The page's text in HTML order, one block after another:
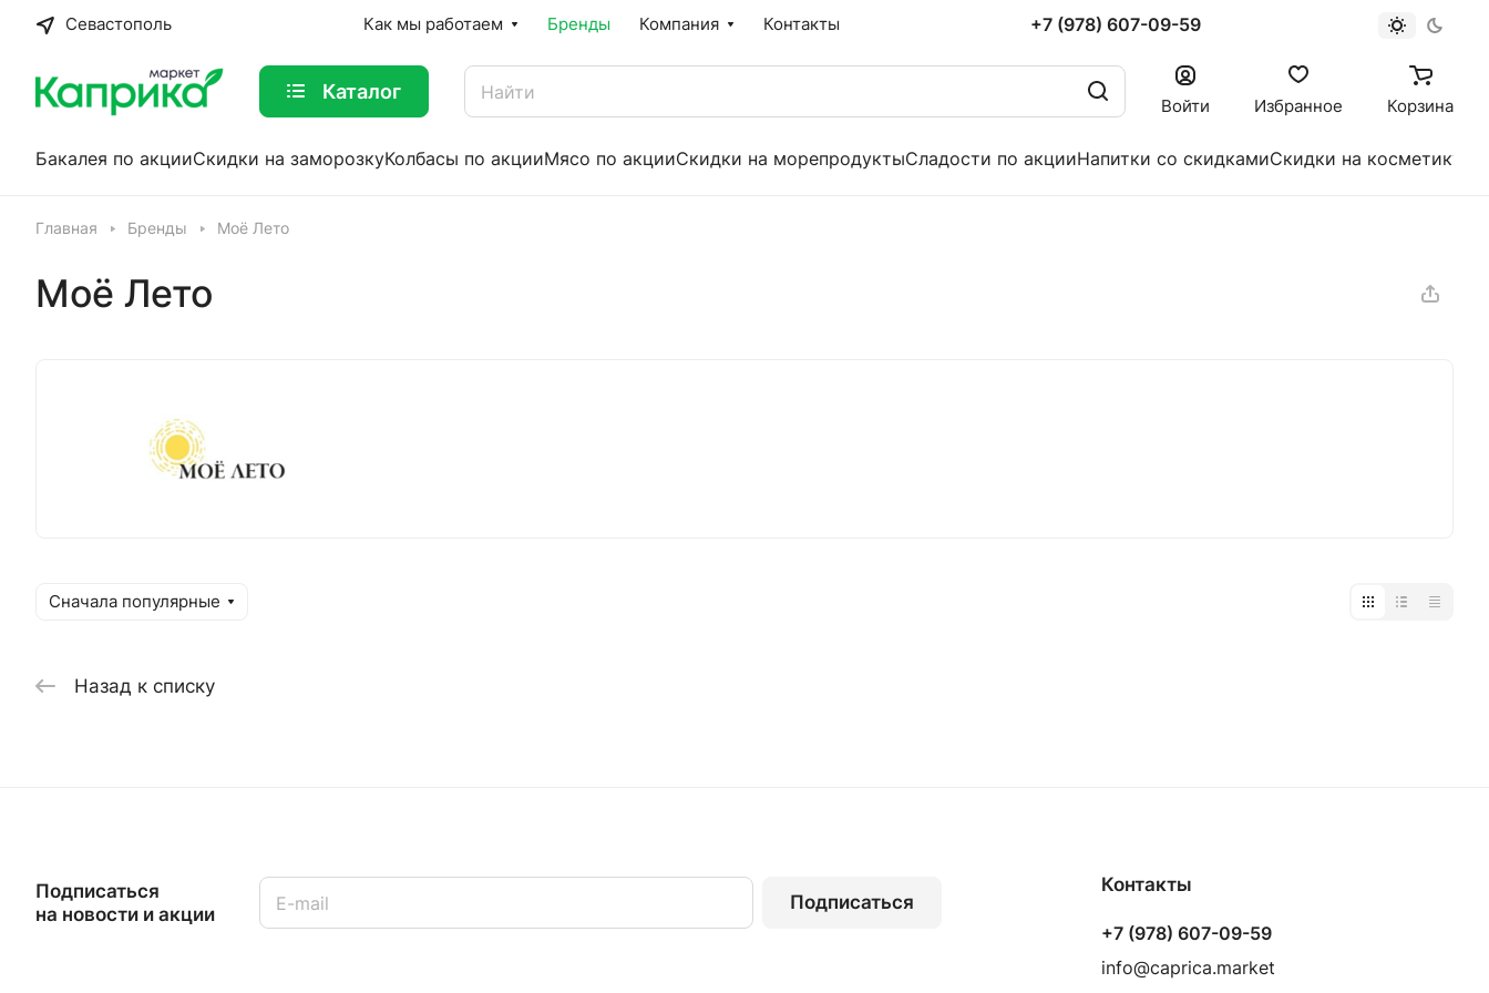
Севастополь Как мы работаем Бренды Компания Контакты +7 (978) 607-09-59
Каталог
Войти Избранное Корзина
Бакалея по акцииСкидки на заморозкуКолбасы по акцииМясо по акцииСкидки на морепродуктыСладости по акцииНапитки со скидкамиСкидки на косметику
Главная Бренды Моё Лето
Моё Лето
Сначала популярные
Назад к списку
Подписаться
на новости и акции
Подписаться
Контакты
+7 (978) 607-09-59
info@caprica.market